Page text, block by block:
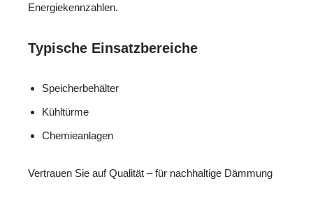
Energiekennzahlen.
Typische Einsatzbereiche
Speicherbehälter
Kühltürme
Chemieanlagen
Vertrauen Sie auf Qualität – für nachhaltige Dämmung